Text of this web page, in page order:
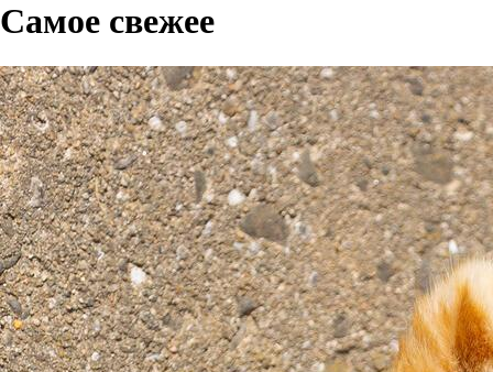
Самое свежее